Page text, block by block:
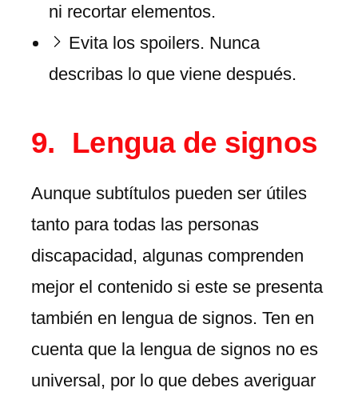
ni recortar elementos.
Evita los spoilers. Nunca
describas lo que viene después.
Lengua de signos
Aunque subtítulos pueden ser útiles
tanto para todas las personas
discapacidad, algunas comprenden
mejor el contenido si este se presenta
también en lengua de signos. Ten en
cuenta que la lengua de signos no es
universal, por lo que debes averiguar